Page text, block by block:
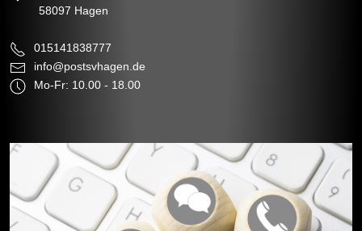
58097 Hagen
015141838777
info@postsvhagen.de
Mo-Fr: 10.00 - 18.00